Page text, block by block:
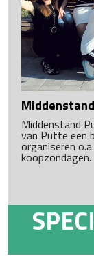
Middenstand
van Putte een
organiseren
koopzondagen.